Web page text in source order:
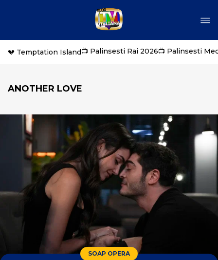
💔 Temptation Island📺 Palinsesti Rai 2026📺 Palinsesti
ANOTHER LOVE
SOAP OPERA